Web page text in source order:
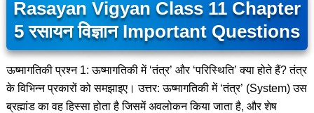
Rasayan Vigyan Class 11 Chapter
5 रसायन विज्ञान Important Questions
ऊष्मागतिकी प्रश्न 1: ऊष्मागतिकी में ‘तंत्र’ और ‘परिस्थिति’ क्या होते हैं? तंत्र
के विभिन्न प्रकारों को समझाइए। उत्तर: ऊष्मागतिकी में ‘तंत्र’ (System) उस
ब्रह्मांड का वह हिस्सा होता है जिसमें अवलोकन किया जाता है, और शेष